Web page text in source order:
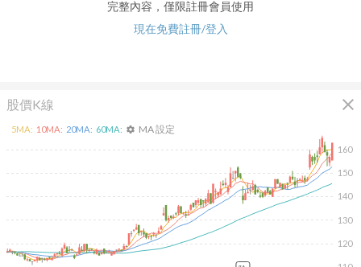
完整內容，僅限註冊會員使用
現在免費註冊/登入
股價K線 close
120
130
140
150
160
5MA: 10MA: 20MA: 60MA: settings MA 設定